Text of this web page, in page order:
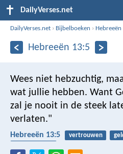
DailyVerses.net
DailyVerses.net › Bijbelboeken › Hebreeën
Hebreeën 13:5
Wees niet hebzuchtig,
wat jullie hebben. Want
zal je nooit in de steek
verlaten."
Hebreeën 13:5 vertrouwen